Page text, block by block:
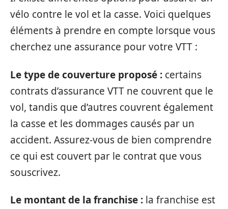
vélo contre le vol et la casse. Voici quelques
éléments à prendre en compte lorsque vous
cherchez une assurance pour votre VTT :
Le type de couverture proposé : certains
contrats d’assurance VTT ne couvrent que le
vol, tandis que d’autres couvrent également
la casse et les dommages causés par un
accident. Assurez-vous de bien comprendre
ce qui est couvert par le contrat que vous
souscrivez.
Le montant de la franchise : la franchise est